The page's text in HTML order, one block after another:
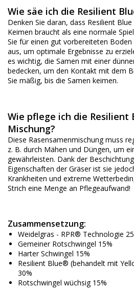
Wie säe ich die Resilient
Denken Sie daran, dass Resilient
Keimen braucht als eine normale
Sie für einen gut vorbereiteten
aus, um optimale Ergebnisse zu
es wichtig, die Samen mit einer
bedecken, um den Kontakt mit dem
Sie mäßig, bis die Samen keimen.
Wie pflege ich die Resilient
Mischung?
Diese Rasensamenmischung muss
z. B. durch Mähen und Düngen, um
gewährleisten. Dank der
Eigenschaften der Gräser ist sie
Krankheiten und extreme
Strich eine Menge an Pflegeaufwand!
Zusammensetzung:
Weidelgras - RPR® Technologie
Gemeiner Rotschwingel 15%
Harter Schwingel 15%
Resilient Blue® (behandelt mit
30%
Rotschwingel wüchsig 15%